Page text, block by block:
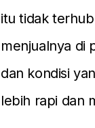
itu tidak
menjualnya di
dan kondisi
lebih rapi dan